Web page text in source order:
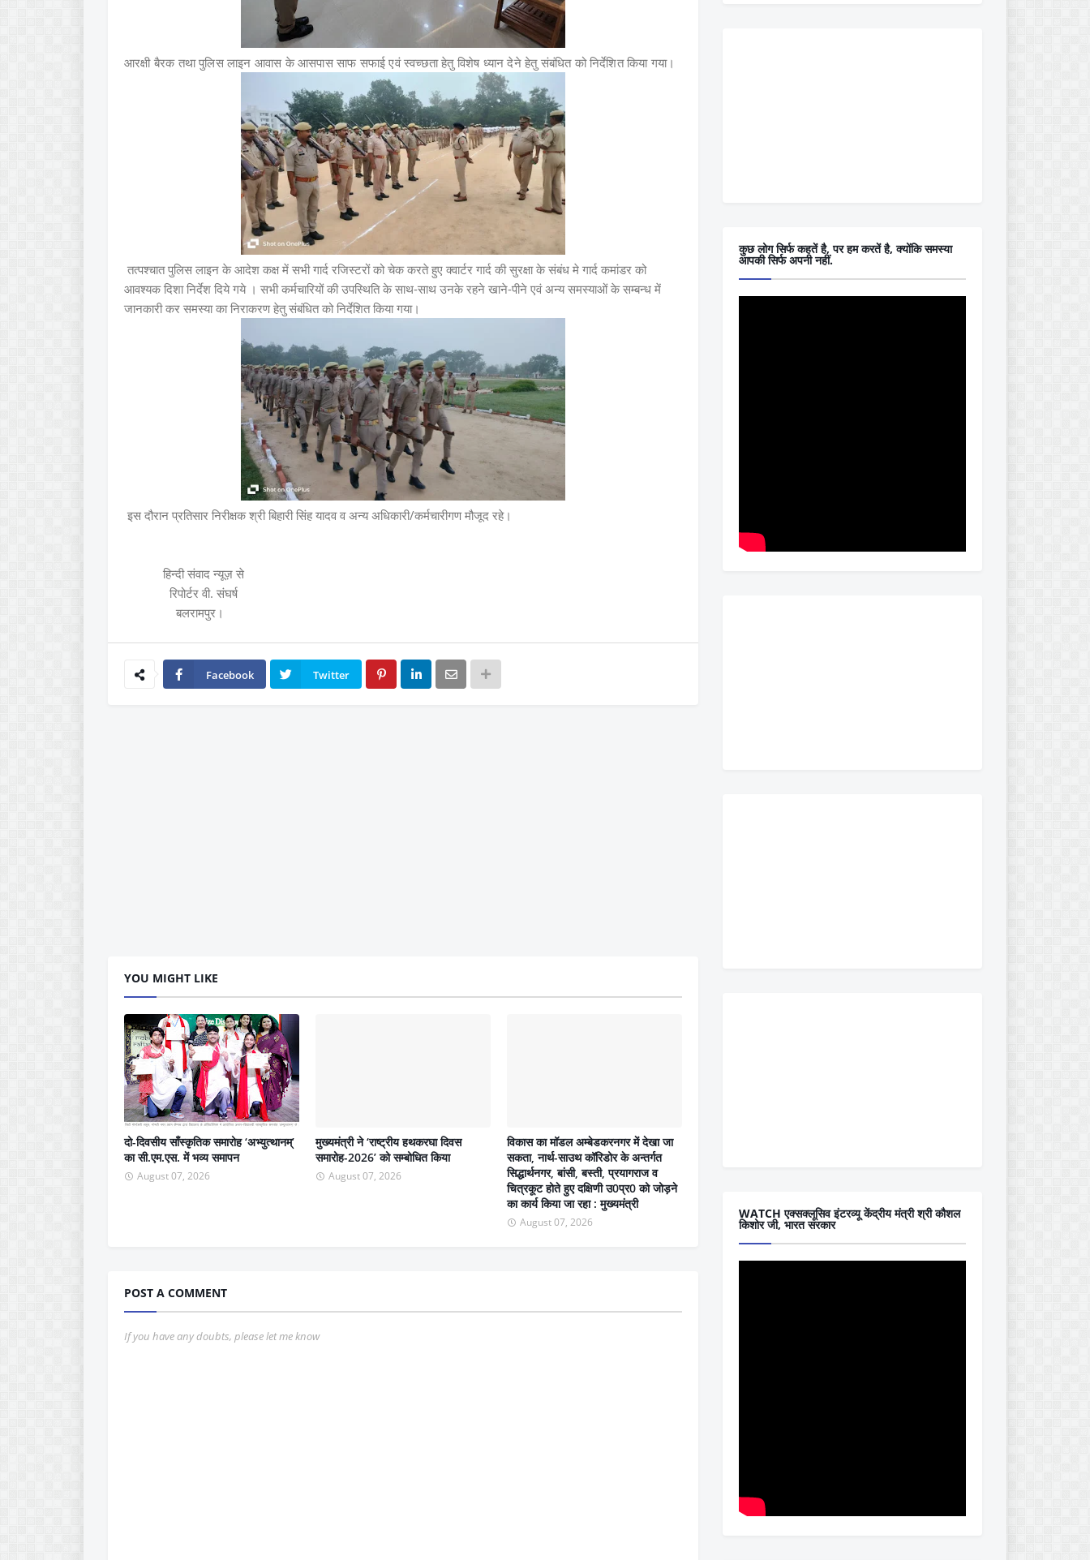
आरक्षी बैरक तथा पुलिस लाइन आवास के आसपास साफ सफाई एवं स्वच्छता हेतु विशेष ध्यान देने हेतु संबंधित को निर्देशित किया गया।
तत्पश्चात पुलिस लाइन के आदेश कक्ष में सभी गार्द रजिस्टरों को चेक करते हुए क्वार्टर गार्द की सुरक्षा के संबंध मे गार्द कमांडर को
आवश्यक दिशा निर्देश दिये गये । सभी कर्मचारियों की उपस्थिति के साथ-साथ उनके रहने खाने-पीने एवं अन्य समस्याओं के सम्बन्ध में
जानकारी कर समस्या का निराकरण हेतु संबंधित को निर्देशित किया गया।
इस दौरान प्रतिसार निरीक्षक श्री बिहारी सिंह यादव व अन्य अधिकारी/कर्मचारीगण मौजूद रहे।
हिन्दी संवाद न्यूज़ से
रिपोर्टर वी. संघर्ष
बलरामपुर।
Facebook Twitter
YOU MIGHT LIKE
दो-दिवसीय साँस्कृतिक समारोह ‘अभ्युत्थानम्’
का सी.एम.एस. में भव्य समापन
August 07, 2026
मुख्यमंत्री ने ‘राष्ट्रीय हथकरघा दिवस
समारोह-2026’ को सम्बोधित किया
August 07, 2026
विकास का मॉडल अम्बेडकरनगर में देखा जा
सकता, नार्थ-साउथ कॉरिडोर के अन्तर्गत
सिद्धार्थनगर, बांसी, बस्ती, प्रयागराज व
चित्रकूट होते हुए दक्षिणी उ0प्र0 को जोड़ने
का कार्य किया जा रहा : मुख्यमंत्री
August 07, 2026
POST A COMMENT
If you have any doubts, please let me know
कुछ लोग सिर्फ कहतें है, पर हम करतें है, क्योंकि समस्या
आपकी सिर्फ अपनी नहीं.
WATCH एक्सक्लूसिव इंटरव्यू केंद्रीय मंत्री श्री कौशल
किशोर जी, भारत सरकार